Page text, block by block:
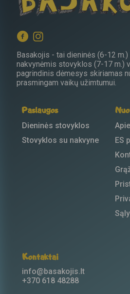
Basakojis - tai dieninės (6-12 m.)
nakvynėmis stovyklos (7-17 m.)
pagrindinis dėmesys skiriamas
prasmingam vaikų užimtumui.
Paslaugos
Dieninės stovyklos
Stovyklos su nakvyne
ES
Kontaktai
info@basakojis.lt
+370 618 48288